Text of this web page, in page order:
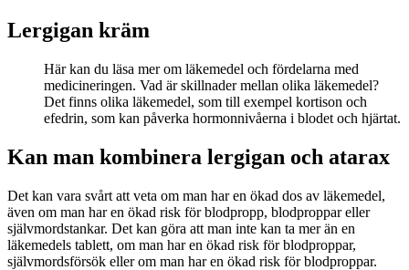
Lergigan kräm
Här kan du läsa mer om läkemedel och fördelarna med
medicineringen. Vad är skillnader mellan olika läkemedel?
Det finns olika läkemedel, som till exempel kortison och
efedrin, som kan påverka hormonnivåerna i blodet och hjärtat.
Kan man kombinera lergigan och atarax
Det kan vara svårt att veta om man har en ökad dos av läkemedel,
även om man har en ökad risk för blodpropp, blodproppar eller
självmordstankar. Det kan göra att man inte kan ta mer än en
läkemedels tablett, om man har en ökad risk för blodproppar,
självmordsförsök eller om man har en ökad risk för blodproppar.